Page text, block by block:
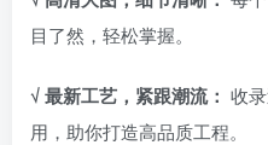
目了然，轻松掌握。
√ 最新工艺，紧跟潮流： 收
用，助你打造高品质工程。